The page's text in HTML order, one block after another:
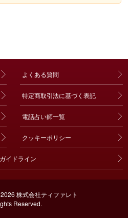
よくある質問
特定商取引法に基づく表記
電話占い師一覧
クッキーポリシー
イドライン
株式会社ティファレト
Reserved.